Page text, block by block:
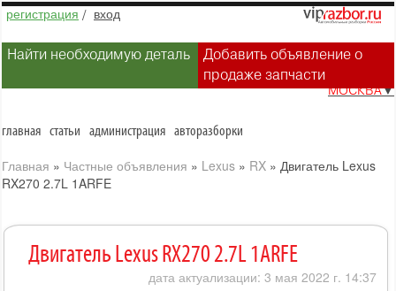
регистрация / вход
Найти необходимую деталь
Добавить объявление о
продаже запчасти
МОСКВА▼
главная статьи администрация авторазборки
Главная » Частные объявления » Lexus » RX » Двигатель Lexus
RX270 2.7L 1ARFE
Двигатель Lexus RX270 2.7L 1ARFE
дата актуализации: 3 мая 2022 г. 14:37